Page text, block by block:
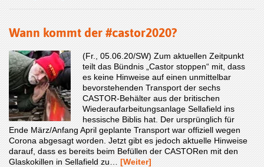
Wann kommt der #castor2020?
(Fr., 05.06.20/SW) Zum aktuellen Zeitpunkt
teilt das Bündnis „Castor stoppen“ mit, dass
es keine Hinweise auf einen unmittelbar
bevorstehenden Transport der sechs
CASTOR-Behälter aus der britischen
Wiederaufarbeitungsanlage Sellafield ins
hessische Biblis hat. Der ursprünglich für
Ende März/Anfang April geplante Transport war offiziell wegen
Corona abgesagt worden. Jetzt gibt es jedoch aktuelle Hinweise
darauf, dass es bereits beim Befüllen der CASTORen mit den
Glaskokillen in Sellafield zu… [Weiter]